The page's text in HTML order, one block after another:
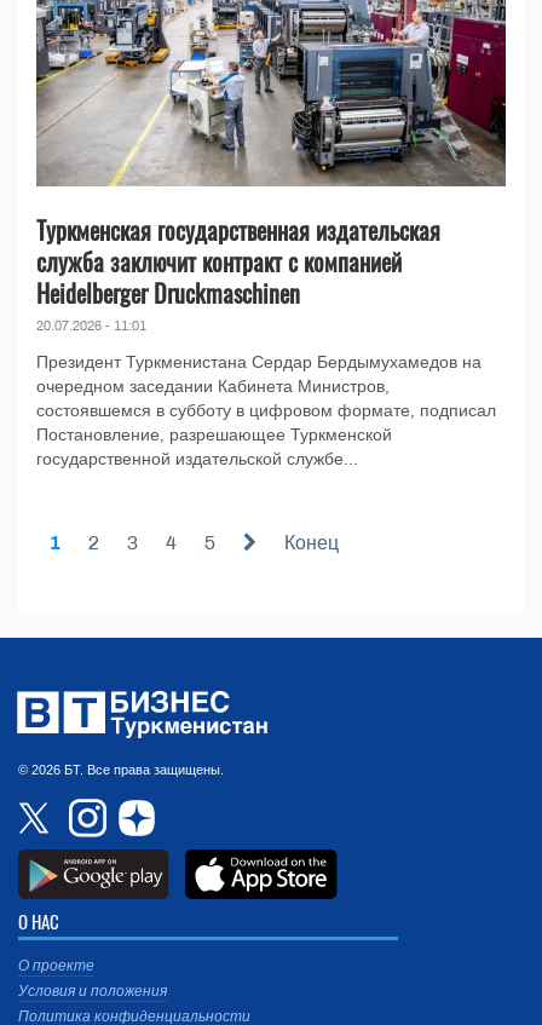
Туркменская государственная издательская
служба заключит контракт с компанией
Heidelberger Druckmaschinen
20.07.2026 - 11:01
Президент Туркменистана Сердар Бердымухамедов на
очередном заседании Кабинета Министров,
состоявшемся в субботу в цифровом формате, подписал
Постановление, разрешающее Туркменской
государственной издательской службе...
1 2 3 4 5 Конец
© 2026 БТ. Все права защищены.
О НАС
О проекте
Условия и положения
Политика конфиденциальности